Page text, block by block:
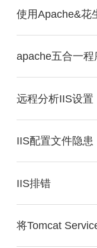
使用Apache&花
apache五合一
远程分析IIS设置
IIS配置文件隐患
IIS排错
将Tomcat